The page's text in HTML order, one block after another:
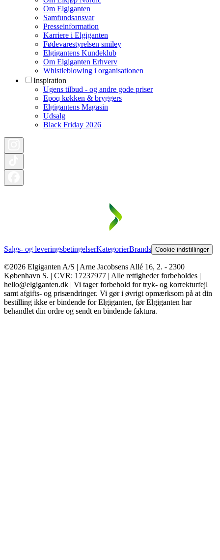
Om Elgiganten
Samfundsansvar
Presseinformation
Karriere i Elgiganten
Fødevarestyrelsen smiley
Elgigantens Kundeklub
Om Elgiganten Erhverv
Whistleblowing i organisationen
Inspiration
Ugens tilbud - og andre gode priser
Epoq køkken & bryggers
Elgigantens Magasin
Udsalg
Black Friday 2026
Salgs- og leveringsbetingelserKategorierBrands Cookie indstillinger
©2026 Elgiganten A/S | Arne Jacobsens Allé 16, 2. - 2300
København S. | CVR: 17237977 | Alle rettigheder forbeholdes |
hello@elgiganten.dk | Vi tager forbehold for tryk- og korrekturfejl
samt afgifts- og prisændringer. Vi gør i øvrigt opmærksom på at din
bestilling ikke er bindende for Elgiganten, før Elgiganten har
behandlet din ordre og sendt en bindende faktura.